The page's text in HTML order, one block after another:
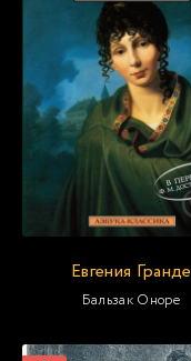
Евгения Гранде
Бальзак Оноре